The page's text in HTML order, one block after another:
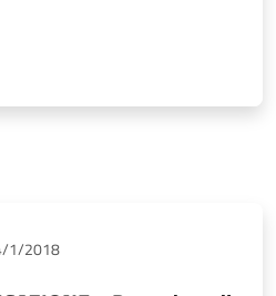
1/2018